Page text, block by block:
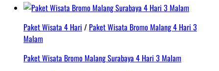
Paket Wisata 4 Hari / Paket Wisata Bromo Malang 4 Hari 3
Malam
Paket Wisata Bromo Malang Surabaya 4 Hari 3 Malam